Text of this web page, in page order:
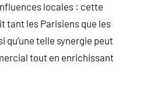
locales : cette
tant les Parisiens que les
qu’une telle synergie peut
tout en enrichissant